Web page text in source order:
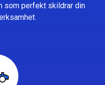
som perfekt skildrar din